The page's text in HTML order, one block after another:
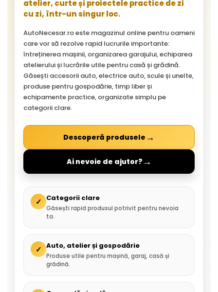
atelier, curte și proiectele practice de zi
cu zi, într-un singur loc.
AutoNecesar.ro este magazinul online pentru oameni
care vor să rezolve rapid lucrurile importante:
întreținerea mașinii, organizarea garajului, echiparea
atelierului și lucrările utile pentru casă și grădină.
Găsești accesorii auto, electrice auto, scule și unelte,
produse pentru gospodărie, timp liber și
echipamente practice, organizate simplu pe
categorii clare.
Descoperă produsele →
Ai nevoie de ajutor? →
✓ Categorii clare
Găsești rapid produsul potrivit pentru nevoia
ta.
✓ Auto, atelier și gospodărie
Produse utile pentru mașină, garaj, casă și
grădină.